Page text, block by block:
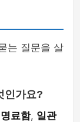
는 질문을 살
인가요?
명료함, 일관